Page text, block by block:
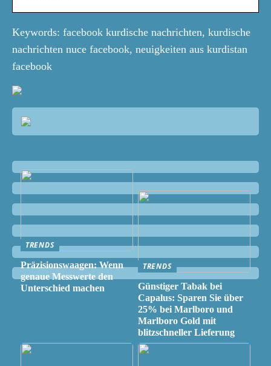
Keywords: facebook kurdische nachrichten, kurdische
nachrichten nuce facebook, neuigkeiten aus kurdistan
facebook
TRENDS
Präzisionswaagen: Wenn
genaue Messwerte den
Unterschied machen
TRENDS
Günstiger Tabak bei
Capalus: Sparen Sie über
25% bei Marlboro und
Marlboro Gold mit
blitzschneller Lieferung